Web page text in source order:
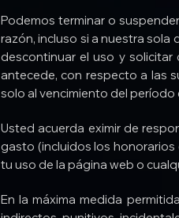
Podemos terminar o
razón, incluso si a nuestra sola
descontinuar el uso y
antecede, con respecto a las
solo al vencimiento del
Usted acuerda eximir de
gasto (incluidos los
tu uso de la página web o
En la máxima medida